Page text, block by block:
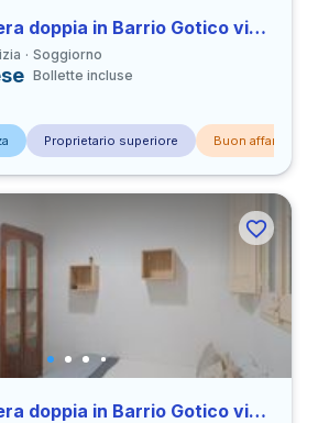
Luminoso camera doppia in Barrio Gotico vicino a all’Università UPF
Soggiorno
Bollette incluse
Proprietario superiore Buon affare
Luminoso camera doppia in Barrio Gotico vicino a all’Università UPF